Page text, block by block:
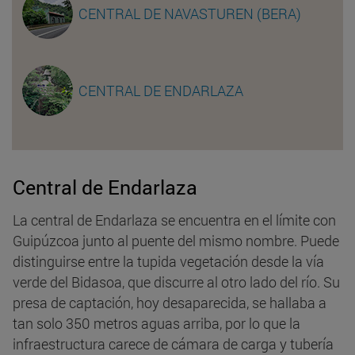
CENTRAL DE NAVASTUREN (BERA)
CENTRAL DE ENDARLAZA
Central de Endarlaza
La central de Endarlaza se encuentra en el límite con
Guipúzcoa junto al puente del mismo nombre. Puede
distinguirse entre la tupida vegetación desde la vía
verde del Bidasoa, que discurre al otro lado del río. Su
presa de captación, hoy desaparecida, se hallaba a
tan solo 350 metros aguas arriba, por lo que la
infraestructura carece de cámara de carga y tubería